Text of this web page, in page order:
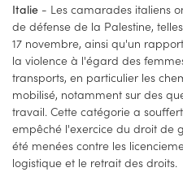
Italie - Les camarades italiens
de défense de la Palestine,
17 novembre, ainsi qu'un
la violence à l'égard des
transports, en particulier les
mobilisé, notamment sur des
travail. Cette catégorie a
empêché l'exercice du droit de
été menées contre les
logistique et le retrait des droits.